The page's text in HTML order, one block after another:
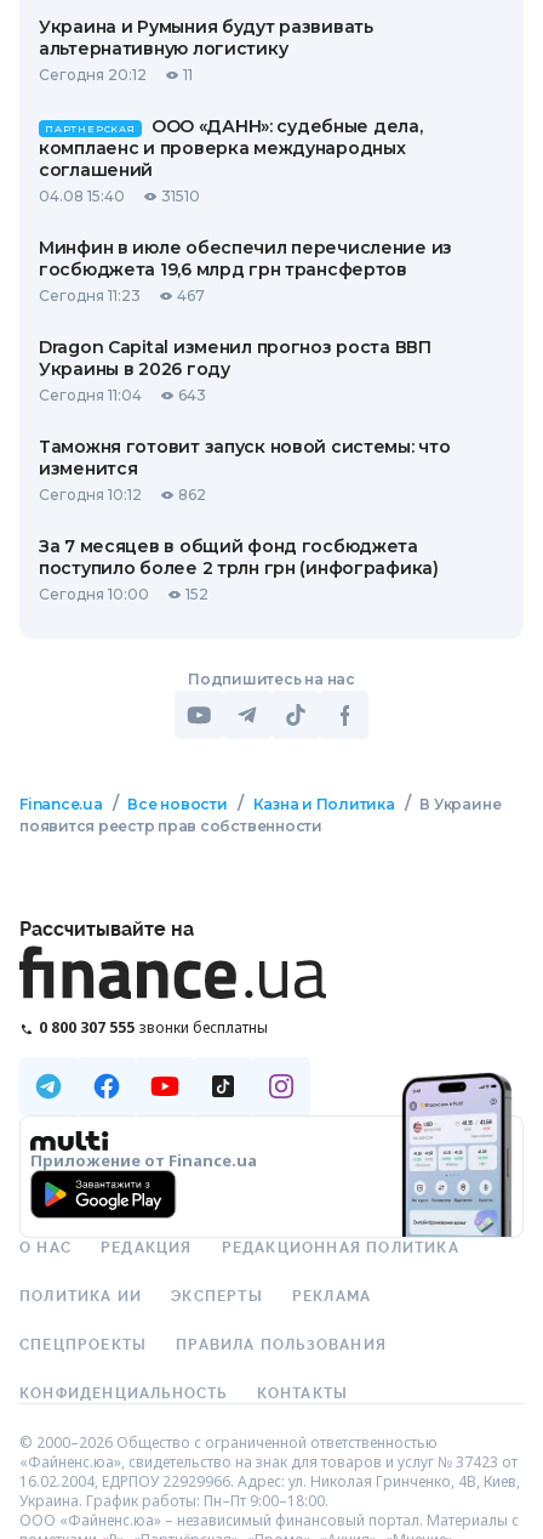
Украина и Румыния будут развивать
альтернативную логистику
Сегодня 20:12 11
ПАРТНЕРСКАЯ
ООО «ДАНН»: судебные дела,
комплаенс и проверка международных
соглашений
04.08 15:40 31510
Минфин в июле обеспечил перечисление из
госбюджета 19,6 млрд грн трансфертов
Сегодня 11:23 467
Dragon Capital изменил прогноз роста ВВП
Украины в 2026 году
Сегодня 11:04 643
Таможня готовит запуск новой системы: что
изменится
Сегодня 10:12 862
За 7 месяцев в общий фонд госбюджета
поступило более 2 трлн грн (инфографика)
Сегодня 10:00 152
Подпишитесь на нас
Finance.ua / Все новости / Казна и Политика / В Украине
появится реестр прав собственности
Рассчитывайте на
0 800 307 555 звонки бесплатны
Приложение от Finance.ua
О НАС РЕДАКЦИЯ РЕДАКЦИОННАЯ ПОЛИТИКА
ПОЛИТИКА ИИ ЭКСПЕРТЫ РЕКЛАМА
СПЕЦПРОЕКТЫ ПРАВИЛА ПОЛЬЗОВАНИЯ
КОНФИДЕНЦИАЛЬНОСТЬ КОНТАКТЫ
© 2000–2026 Общество с ограниченной ответственностью
«Файненс.юа», свидетельство на знак для товаров и услуг № 37423 от
16.02.2004, ЕДРПОУ 22929966. Адрес: ул. Николая Гринченко, 4В, Киев,
Украина. График работы: Пн–Пт 9:00–18:00.
ООО «Файненс.юа» – независимый финансовый портал. Материалы с